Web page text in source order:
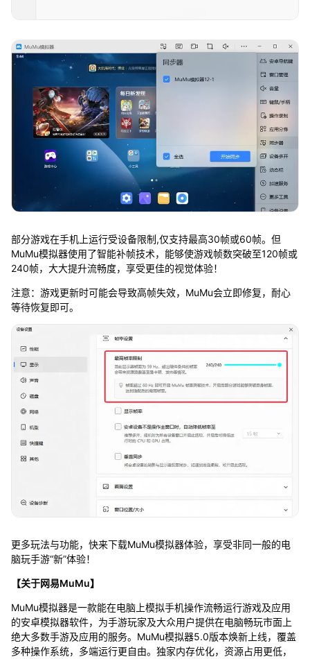
部分游戏在手机上运行受设备限制,仅支持最高30帧或60帧。但
MuMu模拟器使用了智能补帧技术，能够使游戏帧数突破至120帧或
240帧，大大提升流畅度，享受更佳的视觉体验！
注意：游戏更新时可能会导致高帧失效，MuMu会立即修复，耐心
等待恢复即可。
更多玩法与功能，快来下载MuMu模拟器体验，享受非同一般的电
脑玩手游“新”体验！
【关于网易MuMu】
MuMu模拟器是一款能在电脑上模拟手机操作流畅运行游戏及应用
的安卓模拟器软件，为手游玩家及大众用户提供在电脑畅玩市面上
绝大多数手游及应用的服务。MuMu模拟器5.0版本焕新上线，覆盖
多种操作系统，多端运行更自由。独家内存优化，资源占用更低，